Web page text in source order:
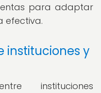
para adaptar
efectiva.
instituciones y
instituciones